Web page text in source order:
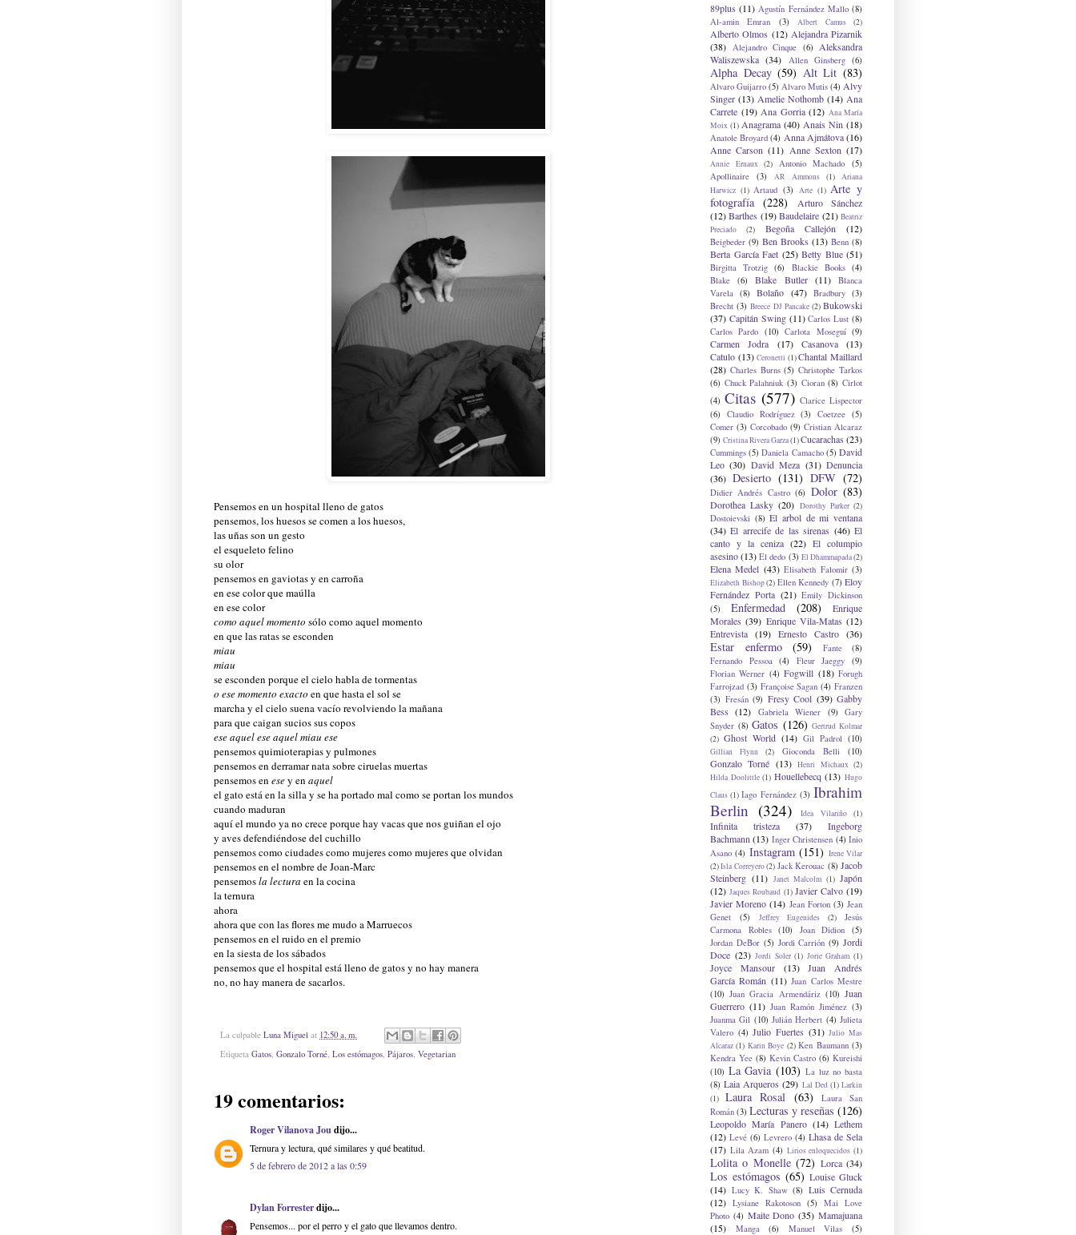
Pensemos en un hospital lleno de gatos
pensemos, los huesos se comen a los huesos,
las uñas son un gesto
el esqueleto felino
su olor
pensemos en gaviotas y en carroña
en ese color que maúlla
en ese color
como aquel momento sólo como aquel momento
en que las ratas se esconden
miau
miau
se esconden porque el cielo habla de tormentas
o ese momento exacto en que hasta el sol se
marcha y el cielo suena vacío revolviendo la mañana
para que caigan sucios sus copos
ese aquel ese aquel miau ese
pensemos quimioterapias y pulmones
pensemos en derramar nata sobre ciruelas muertas
pensemos en esey en aquel
el gato está en la silla y se ha portado mal como se portan los mundos
cuando maduran
aquí el mundo ya no crece porque hay vacas que nos guiñan el ojo
y aves defendiéndose del cuchillo
pensemos como ciudades como mujeres como mujeres que olvidan
pensemos en el nombre de Joan-Marc
pensemosla lectura en la cocina
la ternura
ahora
ahora que con las flores me mudo a Marruecos
pensemos en el ruido en el premio
en la siesta de los sábados
pensemos que el hospital está lleno de gatos y no hay manera
no, no hay manera de sacarlos.
La culpable Luna Miguel at 12:50 a. m.
Etiqueta Gatos, Gonzalo Torné, Los estómagos, Pájaros, Vegetarian
19 comentarios:
Roger Vilanova Joudijo...
Ternura y lectura, qué similares y qué beatitud.
5 de febrero de 2012 a las 0:59
Dylan Forresterdijo...
Pensemos... por el perro y el gato que llevamos dentro.
89plus (11) Agustín Fernández Mallo (8)
Al-amin Emran
(3) Albert Camus (2)
Alberto Olmos (12) Alejandra Pizarnik
(38)
Alejandro Cinque (6)
Aleksandra
Waliszewska (34) Allen Ginsberg (6)
Alpha Decay (59) Alt Lit (83)
Alvaro Guijarro (5) Alvaro Mutis (4) Alvy
Singer (13) Amelie Nothomb (14) Ana
Carrete (19) Ana Gorria (12) Ana María
Moix (1) Anagrama (40) Anais Nin (18)
Anatole Broyard (4) Anna Ajmátova (16)
Anne Carson (11) Anne Sexton (17)
Annie Ernaux (2) Antonio Machado
(5)
Apollinaire
(3) AR Ammons (1)
Ariana
Harwicz (1) Artaud (3) Arte (1) Arte y
fotografía (228)
Arturo Sánchez
(12) Barthes (19) Baudelaire (21) Beatriz
Preciado
(2) Begoña Callejón (12)
Beigbeder (9) Ben Brooks (13) Benn (8)
Berta García Faet (25) Betty Blue (51)
Birgitta Trotzig (6) Blackie Books (4)
Blake
(6) Blake Butler (11)
Blanca
Varela
(8) Bolaño (47) Bradbury (3)
Brecht (3) Breece DJ Pancake (2) Bukowski
(37) Capitán Swing (11) Carlos Lust (8)
Carlos Pardo (10) Carlota Moseguí (9)
Carmen Jodra (17) Casanova
(13)
Catulo (13) Ceronetti (1) Chantal Maillard
(28) Charles Burns (5) Christophe Tarkos
(6) Chuck Palahniuk (3) Cioran (8) Cirlot
(4) Citas (577) Clarice Lispector
(6)
Claudio Rodríguez (3) Coetzee (5)
Comer (3) Corcobado (9) Cristian Alcaraz
(9) Cristina Rivera Garza(1)Cucarachas (23)
Cummings (5) Daniela Camacho (5) David
Leo (30) David Meza (31) Denuncia
(36) Desierto (131) DFW (72)
Didier Andrés Castro (6) Dolor (83)
Dorothea Lasky (20) Dorothy Parker (2)
Dostoievski (8) El arbol de mi ventana
(34) El arrecife de las sirenas (46) El
canto y la ceniza (22) El columpio
asesino(13) El dedo (3) El Dhammapada(2)
Elena Medel (43) Elisabeth Falomir (3)
Elizabeth Bishop(2) Ellen Kennedy (7) Eloy
Fernández Porta (21) Emily Dickinson
(5)
Enfermedad (208)
Enrique
Morales (39) Enrique Vila-Matas (12)
Entrevista (19) Ernesto Castro (36)
Estar enfermo (59) Fante
(8)
Fernando Pessoa
(4) Fleur Jaeggy
(9)
Florian Werner (4) Fogwill (18) Forugh
Farrojzad (3) Françoise Sagan (4) Franzen
(3) Fresán (9) Fresy Cool (39) Gabby
Bess (12) Gabriela Wiener (9)
Gary
Snyder (8) Gatos (126) Gertrud Kolmar
(2) Ghost World (14) Gil Padrol (10)
Gillian Flynn (2) Gioconda Belli (10)
Gonzalo Torné (13) Henri Michaux (2)
Hilda Doolittle (1) Houellebecq (13) Hugo
Claus (1) Iago Fernández (3) Ibrahim
Berlin (324) Idea Vilariño (1)
Infinita tristeza (37)
Ingeborg
Bachmann (13) Inger Christensen (4) Inio
Asano (4) Instagram (151) Irene Vilar
(2)Isla Correyero(2) Jack Kerouac (8) Jacob
Steinberg (11) Janet Malcolm (1) Japón
(12) Jaques Roubaud (1) Javier Calvo (19)
Javier Moreno (14) Jean Forton (3) Jean
Genet
(5) Jeffrey Eugenides (2)
Jesús
Carmona Robles
(10) Joan Didion
(5)
Jordan DeBor (5) Jordi Carrión (9) Jordi
Doce (23) Jordi Soler (1) Jorie Graham (1)
Joyce Mansour (13)
Juan Andrés
García Román (11) Juan Carlos Mestre
(10) Juan Gracia Armendáriz (10) Juan
Guerrero (11) Juan Ramón Jiménez (3)
Juanma Gil (10) Julián Herbert (4) Julieta
Valero (4) Julio Fuertes (31) Julio Mas
Alcaraz (1) Karin Boye (2) Ken Baumann (3)
Kendra Yee (8) Kevin Castro (6) Kureishi
(10) La Gavia (103) La luz no basta
(8) Laia Arqueros (29) Lal Ded (1) Larkin
(1)
Laura Rosal (63)
Laura San
Román (3) Lecturas y reseñas (126)
Leopoldo María Panero (14) Lethem
(12) Levé (6) Levrero (4) Lhasa de Sela
(17) Lila Azam (4) Lirios enloquecidos (1)
Lolita o Monelle (72) Lorca (34)
Los estómagos (65) Louise Gluck
(14) Lucy K. Shaw (8) Luis Cernuda
(12) Lysiane Rakotoson (5)
Mai Love
Photo (4) Maite Dono (35) Mamajuana
(15)
Manga (6) Manuel Vilas (5)